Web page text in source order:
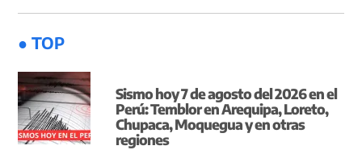
● TOP
Sismo hoy 7 de agosto del 2026 en el
Perú: Temblor en Arequipa, Loreto,
Chupaca, Moquegua y en otras
regiones